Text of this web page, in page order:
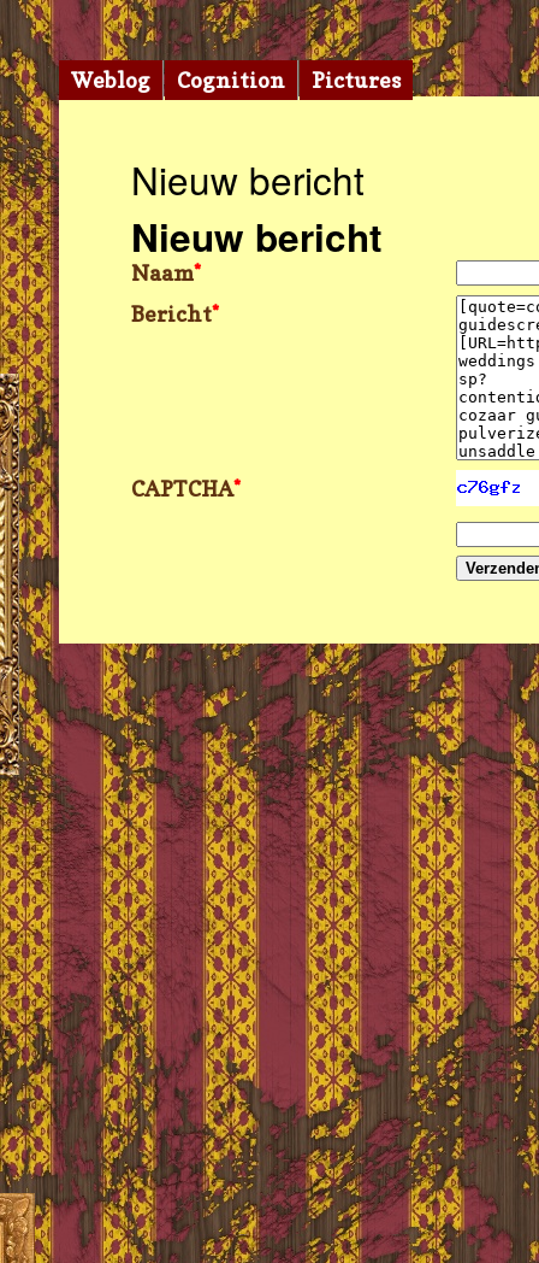
Nieuw bericht
Nieuw bericht
Naam*
Bericht*
CAPTCHA*
Weblog Cognition Pictures